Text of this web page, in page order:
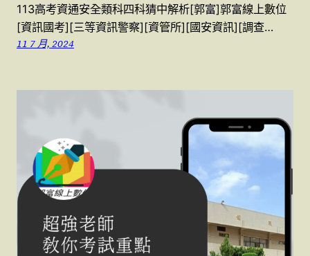
113高考資通安全類科四科猜中解析[郭富]郭富線上數位
[資訊國考][三等資訊警察][資管所][國安資訊][調查…
11 7 月, 2024